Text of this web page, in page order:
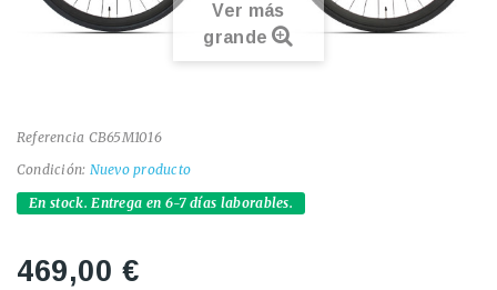
Ver más
grande
Referencia CB65M1016
Condición: Nuevo producto
En stock. Entrega en 6-7 días laborables.
469,00 €